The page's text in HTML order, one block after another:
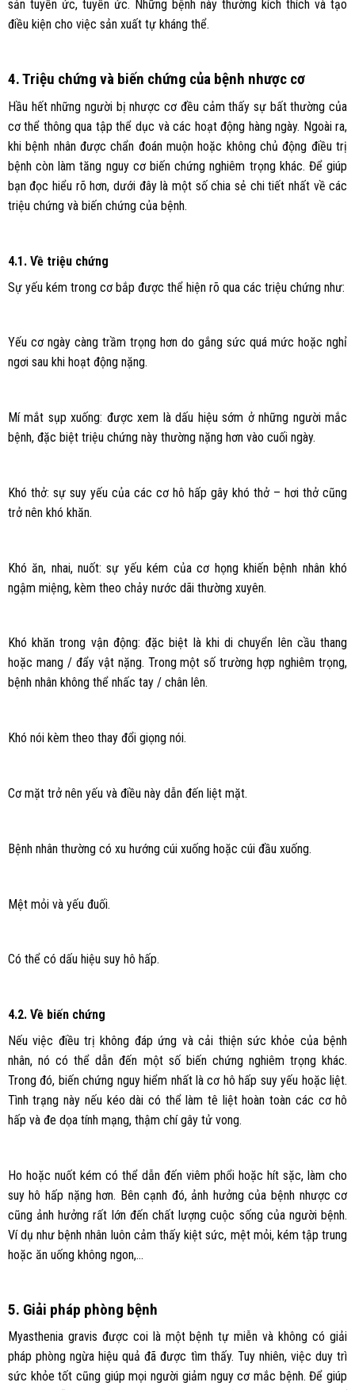
sản tuyến ức, tuyến ức. Những bệnh này thường kích thích và tạo
điều kiện cho việc sản xuất tự kháng thể.
4. Triệu chứng và biến chứng của bệnh nhược cơ
Hầu hết những người bị nhược cơ đều cảm thấy sự bất thường của
cơ thể thông qua tập thể dục và các hoạt động hàng ngày. Ngoài ra,
khi bệnh nhân được chẩn đoán muộn hoặc không chủ động điều trị
bệnh còn làm tăng nguy cơ biến chứng nghiêm trọng khác. Để giúp
bạn đọc hiểu rõ hơn, dưới đây là một số chia sẻ chi tiết nhất về các
triệu chứng và biến chứng của bệnh.
4.1. Về triệu chứng
Sự yếu kém trong cơ bắp được thể hiện rõ qua các triệu chứng như:
Yếu cơ ngày càng trầm trọng hơn do gắng sức quá mức hoặc nghỉ
ngơi sau khi hoạt động nặng.
Mí mắt sụp xuống: được xem là dấu hiệu sớm ở những người mắc
bệnh, đặc biệt triệu chứng này thường nặng hơn vào cuối ngày.
Khó thở: sự suy yếu của các cơ hô hấp gây khó thở – hơi thở cũng
trở nên khó khăn.
Khó ăn, nhai, nuốt: sự yếu kém của cơ họng khiến bệnh nhân khó
ngậm miệng, kèm theo chảy nước dãi thường xuyên.
Khó khăn trong vận động: đặc biệt là khi di chuyển lên cầu thang
hoặc mang / đẩy vật nặng. Trong một số trường hợp nghiêm trọng,
bệnh nhân không thể nhấc tay / chân lên.
Khó nói kèm theo thay đổi giọng nói.
Cơ mặt trở nên yếu và điều này dẫn đến liệt mặt.
Bệnh nhân thường có xu hướng cúi xuống hoặc cúi đầu xuống.
Mệt mỏi và yếu đuối.
Có thể có dấu hiệu suy hô hấp.
4.2. Về biến chứng
Nếu việc điều trị không đáp ứng và cải thiện sức khỏe của bệnh
nhân, nó có thể dẫn đến một số biến chứng nghiêm trọng khác.
Trong đó, biến chứng nguy hiểm nhất là cơ hô hấp suy yếu hoặc liệt.
Tình trạng này nếu kéo dài có thể làm tê liệt hoàn toàn các cơ hô
hấp và đe dọa tính mạng, thậm chí gây tử vong.
Ho hoặc nuốt kém có thể dẫn đến viêm phổi hoặc hít sặc, làm cho
suy hô hấp nặng hơn. Bên cạnh đó, ảnh hưởng của bệnh nhược cơ
cũng ảnh hưởng rất lớn đến chất lượng cuộc sống của người bệnh.
Ví dụ như bệnh nhân luôn cảm thấy kiệt sức, mệt mỏi, kém tập trung
hoặc ăn uống không ngon,…
5. Giải pháp phòng bệnh
Myasthenia gravis được coi là một bệnh tự miễn và không có giải
pháp phòng ngừa hiệu quả đã được tìm thấy. Tuy nhiên, việc duy trì
sức khỏe tốt cũng giúp mọi người giảm nguy cơ mắc bệnh. Để giúp